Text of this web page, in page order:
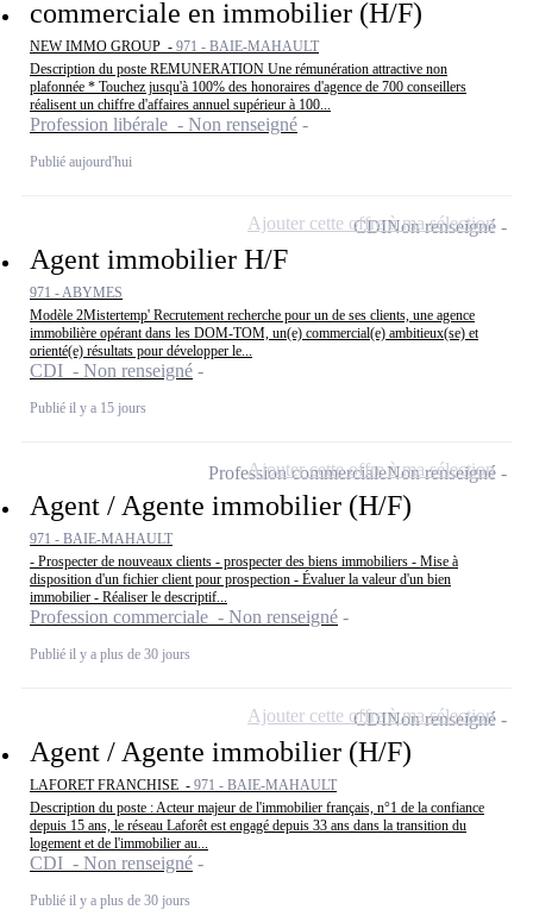
commerciale en immobilier (H/F)
NEW IMMO GROUP - 971 - BAIE-MAHAULT
Description du poste REMUNERATION Une rémunération attractive non
plafonnée * Touchez jusqu'à 100% des honoraires d'agence de 700 conseillers
réalisent un chiffre d'affaires annuel supérieur à 100...
Profession libérale - Non renseigné
Publié aujourd'hui
Agent immobilier H/F
971 - ABYMES
Modèle 2Mistertemp' Recrutement recherche pour un de ses clients, une agence
immobilière opérant dans les DOM-TOM, un(e) commercial(e) ambitieux(se) et
orienté(e) résultats pour développer le...
CDI - Non renseigné
Publié il y a 15 jours
CDINon renseigné
Ajouter cette offre à ma sélection
Agent / Agente immobilier (H/F)
971 - BAIE-MAHAULT
- Prospecter de nouveaux clients - prospecter des biens immobiliers - Mise à
disposition d'un fichier client pour prospection - Évaluer la valeur d'un bien
immobilier - Réaliser le descriptif...
Profession commerciale - Non renseigné
Publié il y a plus de 30 jours
Profession commercialeNon renseigné
Ajouter cette offre à ma sélection
Agent / Agente immobilier (H/F)
LAFORET FRANCHISE - 971 - BAIE-MAHAULT
Description du poste : Acteur majeur de l'immobilier français, n°1 de la confiance
depuis 15 ans, le réseau Laforêt est engagé depuis 33 ans dans la transition du
logement et de l'immobilier au...
CDI - Non renseigné
Publié il y a plus de 30 jours
CDINon renseigné
Ajouter cette offre à ma sélection